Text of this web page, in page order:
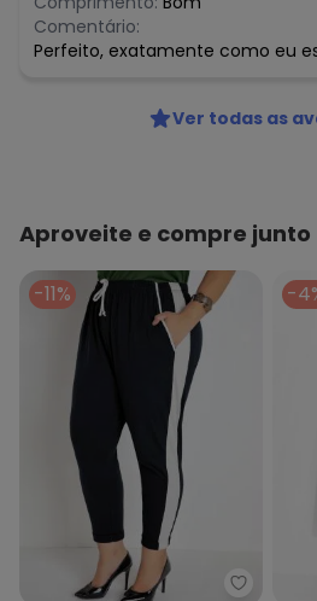
Comentário:
Perfeito, exatamente como eu
Ver todas as
Aproveite e compre junto
-11% -